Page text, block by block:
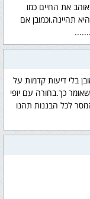
את החיים כמו
תהיינה.וכמובן אם
בלי דיעות קדמות על
כך.בחורה עם יופי
לכל הבננות תהנו